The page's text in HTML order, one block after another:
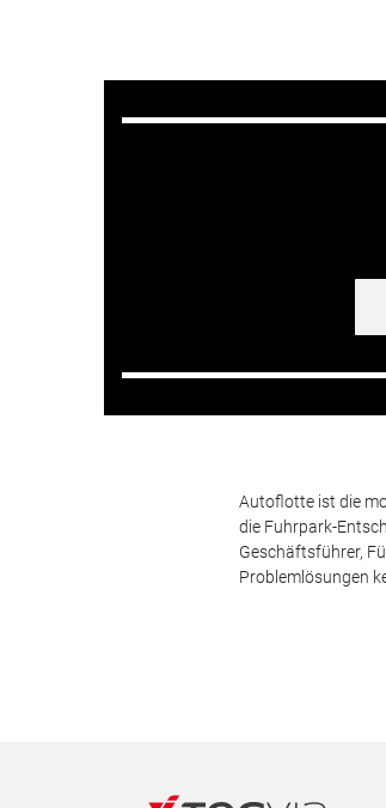
Autoflotte ist die
die Fuhrpark-
Geschäftsführer,
Problemlösungen